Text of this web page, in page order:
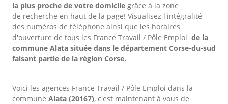
la plus proche de votre domicile grâce à la zone
de recherche en haut de la page! Visualisez l'intégralité
des numéros de téléphone ainsi que les horaires
d'ouverture de tous les France Travail / Pôle Emploi de la
commune Alata située dans le département Corse-du-sud
faisant partie de la région Corse.
Voici les agences France Travail / Pôle Emploi dans la
commune Alata (20167), c'est maintenant à vous de